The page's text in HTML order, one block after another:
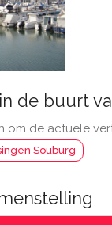
de buurt
om de actuele
Souburg